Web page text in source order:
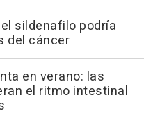
sildenafilo podría
del cáncer
en verano: las
el ritmo intestinal